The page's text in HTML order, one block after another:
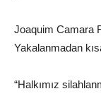
Joaquim Camara
Yakalanmadan
“Halkımız